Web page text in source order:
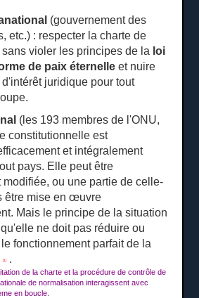
(gouvernement des
etc.) : respecter la charte de
sans violer les principes de la loi
de paix éternelle et nuire
juridique pour tout
(les 193 membres de l'ONU,
constitutionnelle est
et intégralement
pays. Elle peut être
modifiée, ou une partie de celle-
être mise en œuvre
Mais le principe de la situation
ne doit pas réduire ou
fonctionnement parfait de la
[1] .
de la charte et la procédure de contrôle de
de normalisation interagissent avec
en boucle.